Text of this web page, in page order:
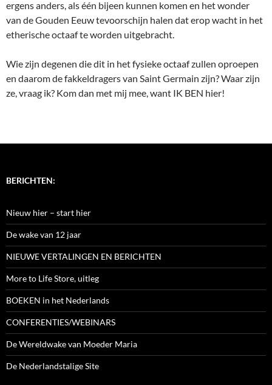
ergens anders, als één bijeen kunnen komen en het wonder
van de Gouden Eeuw tevoorschijn halen dat erop wacht in het
etherische octaaf te worden uitgebracht.
Wie zijn degenen die dit in het fysieke octaaf zullen oproepen
en daarom de fakkeldragers van Saint Germain zijn? Waar zijn
ze, vraag ik? Kom dan met mij mee, want IK BEN hier!
BERICHTEN:
Nieuw hier – start hier
De wake van 12 jaar
NIEUWE VERTALINGEN EN BERICHTEN
More to Life Store, uitleg
BOEKEN in het Nederlands
CONFERENTIES/WEBINARS
De Wereldwake van Moeder Maria
De Nederlandstalige Site